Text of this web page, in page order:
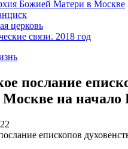
Божией Матери в Москве
церковь
связи. 2018 год
послание
на начало